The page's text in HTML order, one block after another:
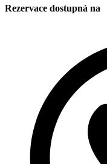
Rezervace dostupná na